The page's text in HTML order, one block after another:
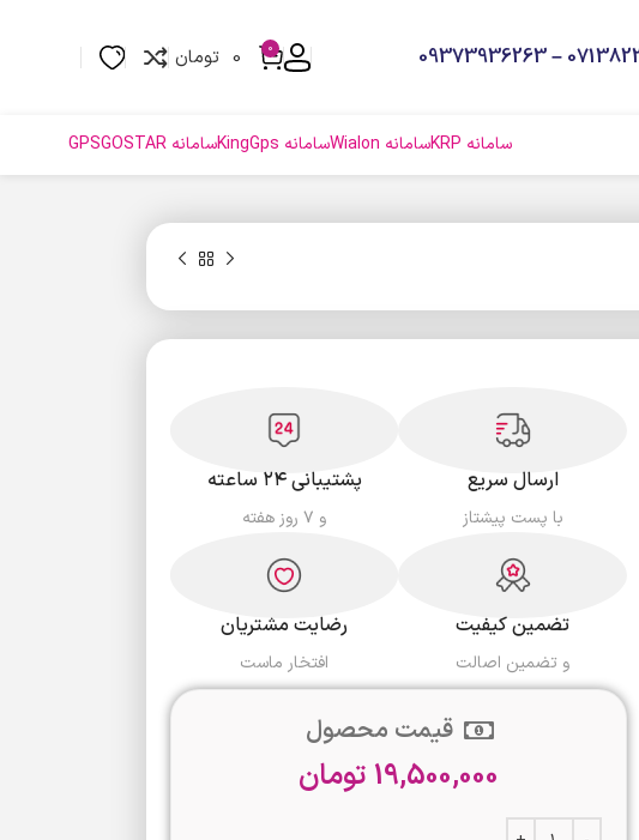
0
0 تومان
سامانه KRP سامانه Wialon سامانه KingGps سامانه GPSGOSTAR
ارسال سریع
با پست پیشتاز
پشتیبانی ۲۴ ساعته
و ۷ روز هفته
تضمین کیفیت
و تضمین اصالت
رضایت مشتریان
افتخار ماست
قیمت محصول
19,500,000 تومان